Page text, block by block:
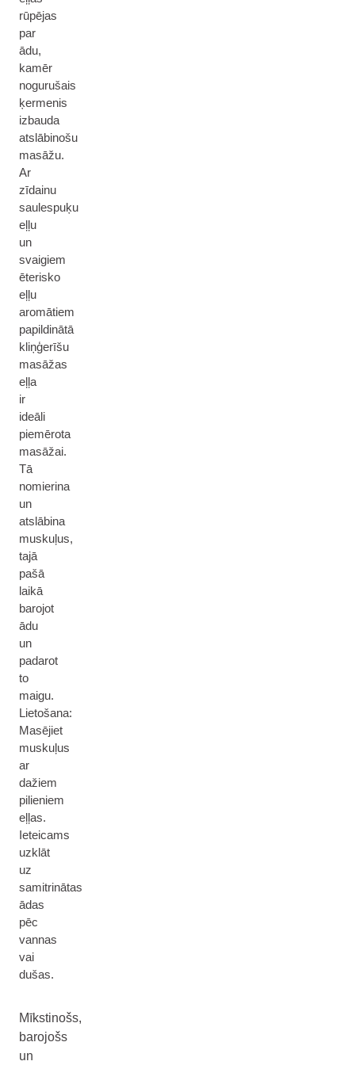
rūpējas
par
ādu,
kamēr
nogurušais
ķermenis
izbauda
atslābinošu
masāžu.
Ar
zīdainu
saulespuķu
eļļu
un
svaigiem
ēterisko
eļļu
aromātiem
papildinātā
kliņģerīšu
masāžas
eļļa
ir
ideāli
piemērota
masāžai.
Tā
nomierina
un
atslābina
muskuļus,
tajā
pašā
laikā
barojot
ādu
un
padarot
to
maigu.
Lietošana:
Masējiet
muskuļus
ar
dažiem
pilieniem
eļļas.
Ieteicams
uzklāt
uz
samitrinātas
ādas
pēc
vannas
vai
dušas.
Mīkstinošs,
barojošs
un